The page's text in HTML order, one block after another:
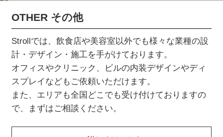
OTHER その他
Strollでは、飲食店や美容室以外でも様々な業種の設
計・デザイン・施工を手がけております。
オフィスやクリニック、ビルの内装デザインやディ
スプレイなどもご依頼いただけます。
また、エリアも全国どこでも受け付けておりますの
で、まずはご相談ください。